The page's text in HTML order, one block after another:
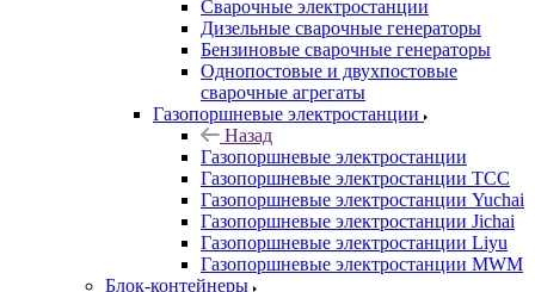
Сварочные электростанции
Дизельные сварочные генераторы
Бензиновые сварочные генераторы
Однопостовые и двухпостовые
сварочные агрегаты
Газопоршневые электростанции
Назад
Газопоршневые электростанции
Газопоршневые электростанции ТСС
Газопоршневые электростанции Yuchai
Газопоршневые электростанции Jichai
Газопоршневые электростанции Liyu
Газопоршневые электростанции MWM
Блок-контейнеры